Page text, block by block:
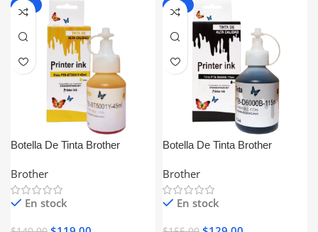
-15%
Botella De Tinta Brother
Brother
En stock
-17%
Botella De Tinta Brother
Brother
En stock